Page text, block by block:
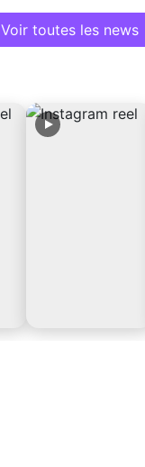
Voir toutes les news